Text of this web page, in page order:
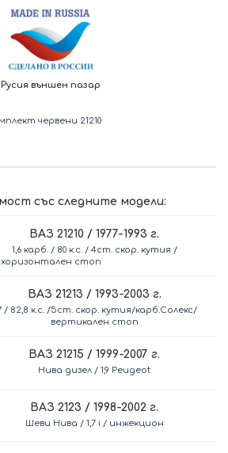
Русия външен пазар
червени 21210
със следните модели:
ВАЗ 21210 / 1977-1993 г.
1,6 карб. / 80 к.с. / 4ст. скор. кутия /
хоризонтален стоп
ВАЗ 21213 / 1993-2003 г.
/ 82,8 к.с. /5ст. скор. кутия/карб.Солекс/
вертикален стоп
ВАЗ 21215 / 1999-2007 г.
Нива дизел / 1,9 Peugeot
ВАЗ 2123 / 1998-2002 г.
Шеви Нива / 1,7 i / инжекцион